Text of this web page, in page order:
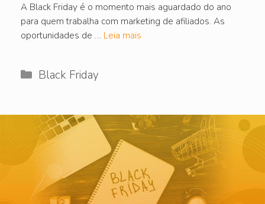
A Black Friday é o momento mais aguardado do ano
para quem trabalha com marketing de afiliados. As
oportunidades de … Leia mais
Categorias
Black Friday